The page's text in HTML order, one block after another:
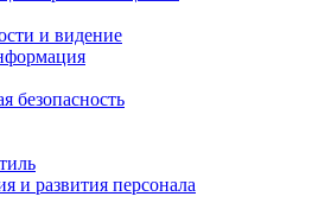
и видение
безопасность
и развития персонала